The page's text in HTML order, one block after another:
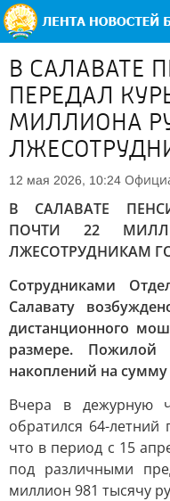
В САЛАВАТЕ
ПЕРЕДАЛ
МИЛЛИОНА
12 мая 2026, 10:24
В САЛАВАТЕ
ПОЧТИ 22
ЛЖЕСОТРУДНИКАМ
Сотрудниками
Салавату
дистанционного
размере.
накоплений на
Вчера в дежурную
обратился 64-
что в период с 15
под различными
миллион 981 тысячу